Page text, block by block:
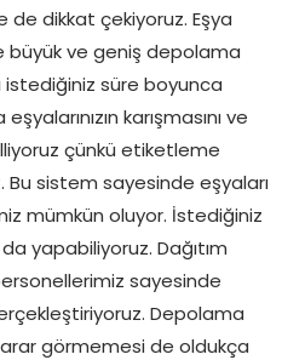
dikkat çekiyoruz. Eşya
ve geniş depolama
istediğiniz süre boyunca
karışmasını ve
çünkü etiketleme
sistem sayesinde eşyaları
mümkün oluyor. İstediğiniz
yapabiliyoruz. Dağıtım
sayesinde
Depolama
görmemesi de oldukça